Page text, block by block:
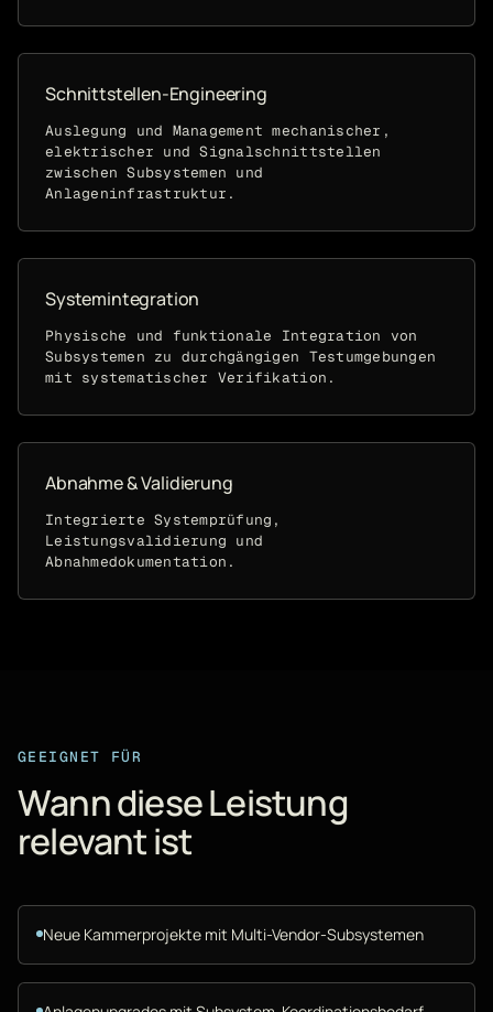
Schnittstellen-Engineering
Auslegung und Management mechanischer,
elektrischer und Signalschnittstellen
zwischen Subsystemen und
Anlageninfrastruktur.
Systemintegration
Physische und funktionale Integration von
Subsystemen zu durchgängigen Testumgebungen
mit systematischer Verifikation.
Abnahme & Validierung
Integrierte Systemprüfung,
Leistungsvalidierung und
Abnahmedokumentation.
GEEIGNET FÜR
Wann diese Leistung
relevant ist
Neue Kammerprojekte mit Multi-Vendor-Subsystemen